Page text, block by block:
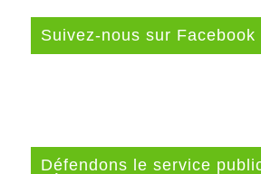
Suivez-nous sur Facebook
Défendons le service